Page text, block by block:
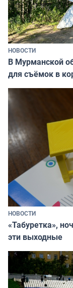
НОВОСТИ
В Мурманской
для съёмок в
НОВОСТИ
«Табуретка»,
эти выходные